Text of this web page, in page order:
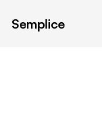
Semplice